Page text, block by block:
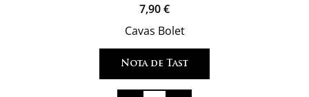
7,90€
Cavas Bolet
Nota de Tast